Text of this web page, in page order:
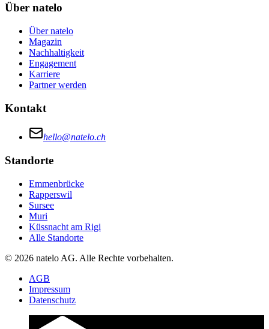
Über natelo
Über natelo
Magazin
Nachhaltigkeit
Engagement
Karriere
Partner werden
Kontakt
hello@natelo.ch
Standorte
Emmenbrücke
Rapperswil
Sursee
Muri
Küssnacht am Rigi
Alle Standorte
© 2026 natelo AG. Alle Rechte vorbehalten.
AGB
Impressum
Datenschutz